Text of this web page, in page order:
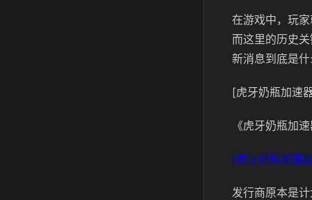
在游戏中，玩
而这里的历史
新消息到底是
[虎牙奶瓶加速
《虎牙奶瓶加
[虎牙奶瓶加速
发行商原本是